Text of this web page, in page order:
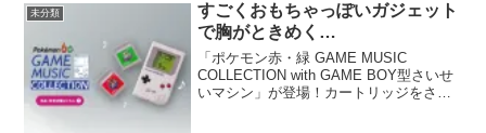
未分類
すごくおもちゃっぽいガジェット
で胸がときめく…
「ポケモン赤・緑 GAME MUSIC
COLLECTION with GAME BOY型さいせ
いマシン」が登場！カートリッジをさい